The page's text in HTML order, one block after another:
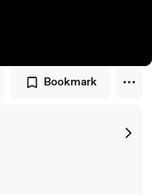
Bookmark